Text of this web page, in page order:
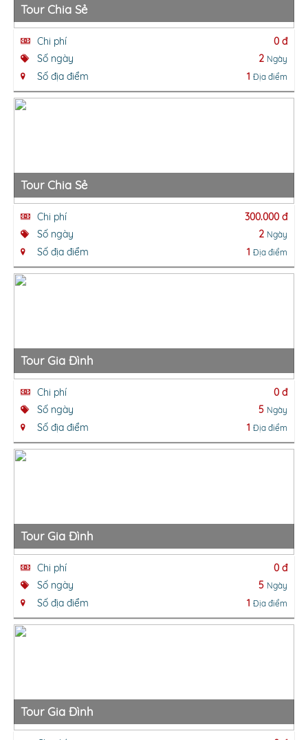
Tour Chia Sẻ
Chi phí
0 đ
Số ngày
2 Ngày
Số địa điểm 1 Địa điểm
Tour Chia Sẻ
Chi phí
300.000 đ
Số ngày
2 Ngày
Số địa điểm 1 Địa điểm
Tour Gia Đình
Chi phí
0 đ
Số ngày
5 Ngày
Số địa điểm 1 Địa điểm
Tour Gia Đình
Chi phí
0 đ
Số ngày
5 Ngày
Số địa điểm 1 Địa điểm
Tour Gia Đình